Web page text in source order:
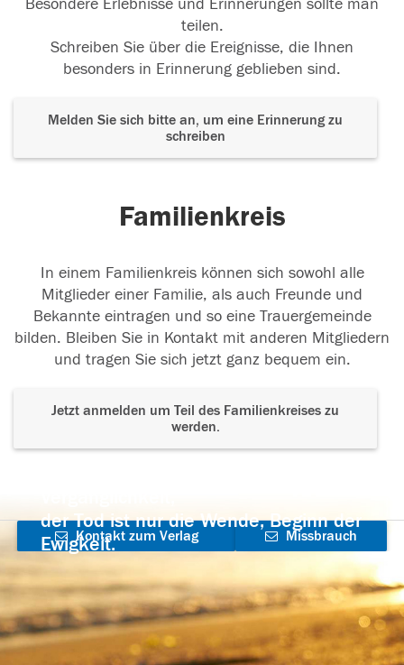
Besondere Erlebnisse und Erinnerungen sollte man
teilen.
Schreiben Sie über die Ereignisse, die Ihnen
besonders in Erinnerung geblieben sind.
Melden Sie sich bitte an, um eine Erinnerung zu
schreiben
Familienkreis
In einem Familienkreis können sich sowohl alle
Mitglieder einer Familie, als auch Freunde und
Bekannte eintragen und so eine Trauergemeinde
bilden. Bleiben Sie in Kontakt mit anderen Mitgliedern
und tragen Sie sich jetzt ganz bequem ein.
Jetzt anmelden um Teil des Familienkreises zu
werden.
der Tod ist nur die Wende, Beginn der
Ewigkeit.
Kontakt zum Verlag
aufnehmen
Missbrauch